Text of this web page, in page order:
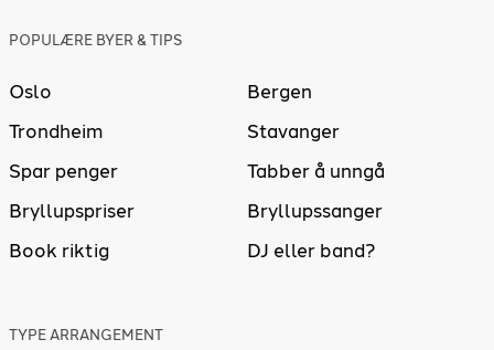
POPULÆRE BYER & TIPS
Oslo
Bergen
Trondheim
Stavanger
Spar penger
Tabber å unngå
Bryllupspriser
Bryllupssanger
Book riktig
DJ eller band?
TYPE ARRANGEMENT